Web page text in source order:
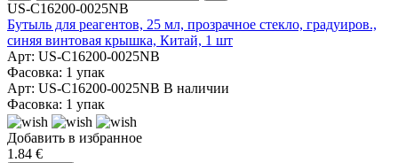
US-C16200-0025NB
Бутыль для реагентов, 25 мл, прозрачное стекло, градуиров.,
синяя винтовая крышка, Китай, 1 шт
Арт: US-C16200-0025NB
Фасовка: 1 упак
Арт: US-C16200-0025NB В наличии
Фасовка: 1 упак
Добавить в избранное
1.84 €